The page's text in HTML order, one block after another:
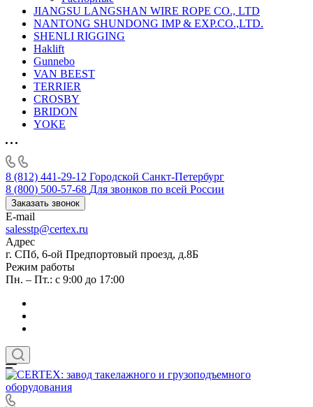
JIANGSU LANGSHAN WIRE ROPE CO., LTD
NANTONG SHUNDONG IMP & EXP.CO.,LTD.
SHENLI RIGGING
Haklift
Gunnebo
VAN BEEST
TERRIER
CROSBY
BRIDON
YOKE
8 (812) 441-29-12 Городской Санкт-Петербург
8 (800) 500-57-68 Для звонков по всей России
Заказать звонок
E-mail
salesstp@certex.ru
Адрес
г. СПб, 6-ой Предпортовый проезд, д.8Б
Режим работы
Пн. – Пт.: с 9:00 до 17:00